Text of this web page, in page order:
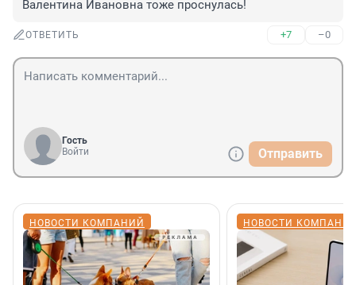
Валентина Ивановна тоже проснулась!
ОТВЕТИТЬ +7 –0
Гость
Войти
Отправить
НОВОСТИ КОМПАНИЙ НОВОСТИ